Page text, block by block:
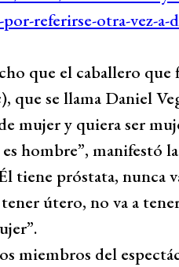
que el caballero
), que se llama Daniel
mujer y quiera ser
hombre”, manifestó
tiene próstata, nunca
útero, no va a
miembros del